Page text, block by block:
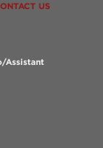
US
Assistant